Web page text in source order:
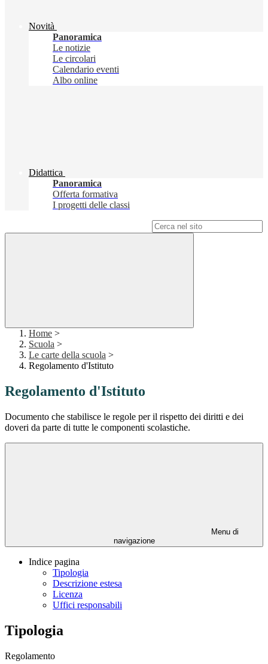
Novità
Panoramica
Le notizie
Le circolari
Calendario eventi
Albo online
Didattica
Panoramica
Offerta formativa
I progetti delle classi
Home >
Scuola >
Le carte della scuola >
Regolamento d'Istituto
Regolamento d'Istituto
Documento che stabilisce le regole per il rispetto dei diritti e dei
doveri da parte di tutte le componenti scolastiche.
Menu di
navigazione
Indice pagina
Tipologia
Descrizione estesa
Licenza
Uffici responsabili
Tipologia
Regolamento